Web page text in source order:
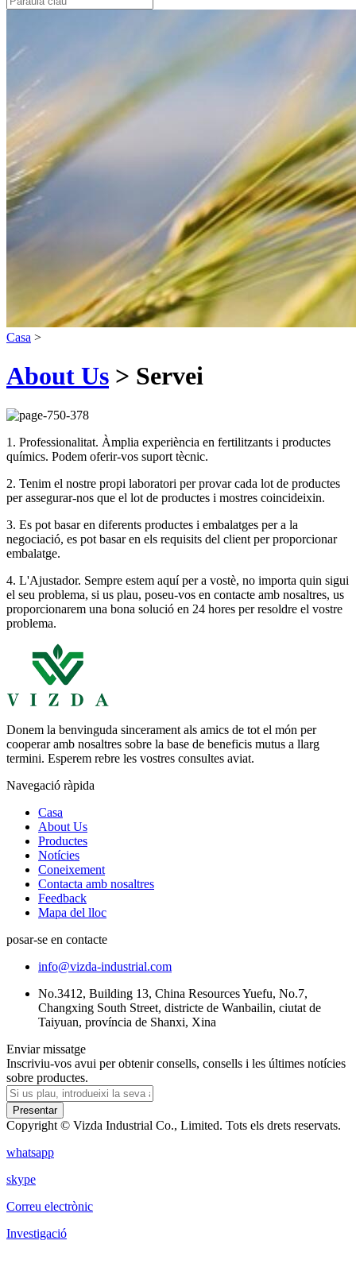
Casa >
About Us > Servei
1. Professionalitat. Àmplia experiència en fertilitzants i productes
químics. Podem oferir-vos suport tècnic.
2. Tenim el nostre propi laboratori per provar cada lot de productes
per assegurar-nos que el lot de productes i mostres coincideixin.
3. Es pot basar en diferents productes i embalatges per a la
negociació, es pot basar en els requisits del client per proporcionar
embalatge.
4. L'Ajustador. Sempre estem aquí per a vostè, no importa quin sigui
el seu problema, si us plau, poseu-vos en contacte amb nosaltres, us
proporcionarem una bona solució en 24 hores per resoldre el vostre
problema.
Donem la benvinguda sincerament als amics de tot el món per
cooperar amb nosaltres sobre la base de beneficis mutus a llarg
termini. Esperem rebre les vostres consultes aviat.
Navegació ràpida
Casa
About Us
Productes
Notícies
Coneixement
Contacta amb nosaltres
Feedback
Mapa del lloc
posar-se en contacte
info@vizda-industrial.com
No.3412, Building 13, China Resources Yuefu, No.7,
Changxing South Street, districte de Wanbailin, ciutat de
Taiyuan, província de Shanxi, Xina
Enviar missatge
Inscriviu-vos avui per obtenir consells, consells i les últimes notícies
sobre productes.
Presentar
Copyright © Vizda Industrial Co., Limited. Tots els drets reservats.
whatsapp
skype
Correu electrònic
Investigació